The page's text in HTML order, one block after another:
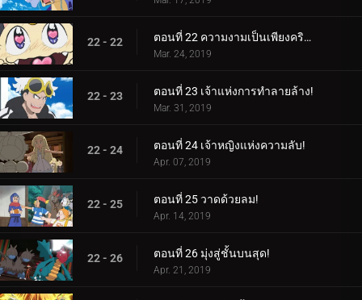
22 - 22 ตอนที่ 22 ความงามเป็นเพียงคริสตัลล้ำลึกเท่านั้น!
Mar. 24, 2019
22 - 23 ตอนที่ 23 เจ้าแห่งการทำลายล้าง!
Mar. 31, 2019
22 - 24 ตอนที่ 24 เจ้าหญิงแห่งความลับ!
Apr. 07, 2019
22 - 25 ตอนที่ 25 วาดด้วยลม!
Apr. 14, 2019
22 - 26 ตอนที่ 26 มุ่งสู่ชั้นบนสุด!
Apr. 21, 2019